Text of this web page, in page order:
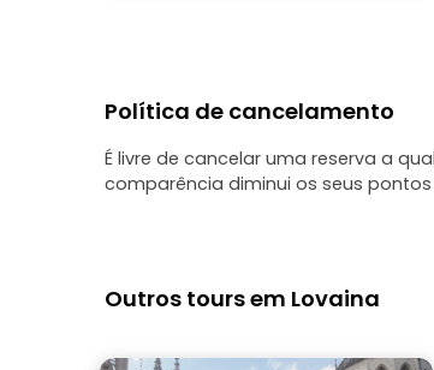
Política de cancelamento
É livre de cancelar uma reserva a
comparência diminui os seus
Outros tours em Lovaina